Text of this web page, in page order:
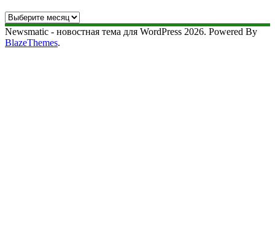
Архив
сайта
Newsmatic - новостная тема для WordPress 2026. Powered By
BlazeThemes.